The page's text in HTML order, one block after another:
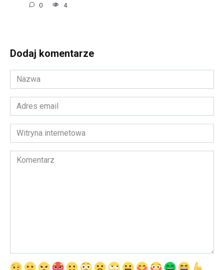
0 4
Dodaj komentarze
Nazwa
*
Adres
email
*Witryna
internetowa
Komentarz